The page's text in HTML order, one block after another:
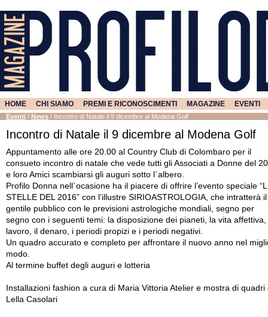
HOME CHI SIAMO PREMI E RICONOSCIMENTI MAGAZINE EVENTI
Eventi / News / Incontro di Natale il 9 dicembre al Modena Golf
Incontro di Natale il 9 dicembre al Modena Golf
Appuntamento alle ore 20.00 al Country Club di Colombaro per il
consueto incontro di natale che vede tutti gli Associati a Donne del
e loro Amici scambiarsi gli auguri sotto l`albero.
Profilo Donna nell`ocasione ha il piacere di offrire l’evento speciale
STELLE DEL 2016” con l’illustre SIRIOASTROLOGIA, che intratterà il
gentile pubblico con le previsioni astrologiche mondiali, segno per
segno con i seguenti temi: la disposizione dei pianeti, la vita affettiva,
lavoro, il denaro, i periodi propizi e i periodi negativi.
Un quadro accurato e completo per affrontare il nuovo anno nel
modo.
Al termine buffet degli auguri e lotteria
Installazioni fashion a cura di Maria Vittoria Atelier e mostra di quadri
Lella Casolari